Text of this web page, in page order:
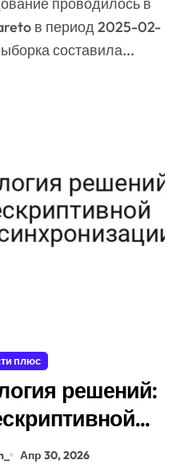
в период 2025-02-
составила...
плюс
решений:
Апр 30, 2026